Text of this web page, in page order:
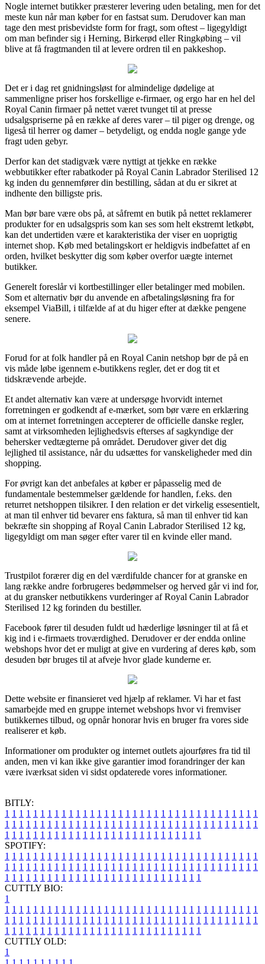
Nogle internet butikker præsterer levering uden betaling, men for det
meste kun når man køber for en fastsat sum. Derudover kan man
tage den mest prisbevidste form for fragt, som oftest – ligegyldigt
om man befinder sig i Herning, Birkerød eller Ringkøbing – vil
blive at få fragtmanden til at levere ordren til en pakkeshop.
Det er i dag ret gnidningsløst for almindelige dødelige at
sammenligne priser hos forskellige e-firmaer, og ergo har en hel del
Royal Canin firmaer på nettet været tvunget til at presse
udsalgspriserne på en række af deres varer – til piger og drenge, og
ligeså til herrer og damer – betydeligt, og endda nogle gange yde
fragt uden gebyr.
Derfor kan det stadigvæk være nyttigt at tjekke en række
webbutikker efter rabatkoder på Royal Canin Labrador Sterilised 12
kg inden du gennemfører din bestilling, sådan at du er sikret at
indhente den billigste pris.
Man bør bare være obs på, at såfremt en butik på nettet reklamerer
produkter for en udsalgspris som kan ses som helt ekstremt letkøbt,
kan det undertiden være et karakteristika der viser en uoprigtig
internet shop. Køb med betalingskort er heldigvis indbefattet af en
orden, hvilket beskytter dig som køber overfor uægte internet
butikker.
Generelt foreslår vi kortbestillinger eller betalinger med mobilen.
Som et alternativ bør du anvende en afbetalingsløsning fra for
eksempel ViaBill, i tilfælde af at du higer efter at dække pengene
senere.
Forud for at folk handler på en Royal Canin netshop bør de på en
vis måde løbe igennem e-butikkens regler, det er dog tit et
tidskrævende arbejde.
Et andet alternativ kan være at undersøge hvorvidt internet
forretningen er godkendt af e-mærket, som bør være en erklæring
om at internet forretningen accepterer de officielle danske regler,
samt at virksomheden lejlighedsvis efterses af sagkyndige der
behersker vedtægterne på området. Derudover giver det dig
lejlighed til assistance, når du udsættes for vanskeligheder med din
shopping.
For øvrigt kan det anbefales at køber er påpasselig med de
fundamentale bestemmelser gældende for handlen, f.eks. den
returret netshoppen tilsikrer. I den relation er det virkelig essesentielt,
at man til enhver tid bevarer ens faktura, så man til enhver tid kan
bekræfte sin shopping af Royal Canin Labrador Sterilised 12 kg,
ligegyldigt om man søger efter varer til en kvinde eller mand.
Trustpilot forærer dig en del værdifulde chancer for at granske en
lang række andre forbrugeres bedømmelser og herved går vi ind for,
at du gransker netbutikkens vurderinger af Royal Canin Labrador
Sterilised 12 kg forinden du bestiller.
Facebook fører til desuden fuldt ud hæderlige løsninger til at få et
kig ind i e-firmaets troværdighed. Derudover er der endda online
webshops hvor det er muligt at give en vurdering af deres køb, som
desuden bør bruges til at afveje hvor glade kunderne er.
Dette website er finansieret ved hjælp af reklamer. Vi har et fast
samarbejde med en gruppe internet webshops hvor vi fremviser
butikkernes tilbud, og opnår honorar hvis en bruger fra vores side
realiserer et køb.
Informationer om produkter og internet outlets ajourføres fra tid til
anden, men vi kan ikke give garantier imod forandringer der kan
være iværksat siden vi sidst opdaterede vores informationer.
BITLY:
1 1 1 1 1 1 1 1 1 1 1 1 1 1 1 1 1 1 1 1 1 1 1 1 1 1 1 1 1 1 1 1 1 1 1 1
1 1 1 1 1 1 1 1 1 1 1 1 1 1 1 1 1 1 1 1 1 1 1 1 1 1 1 1 1 1 1 1 1 1 1 1
1 1 1 1 1 1 1 1 1 1 1 1 1 1 1 1 1 1 1 1 1 1 1 1 1 1 1 1
SPOTIFY:
1 1 1 1 1 1 1 1 1 1 1 1 1 1 1 1 1 1 1 1 1 1 1 1 1 1 1 1 1 1 1 1 1 1 1 1
1 1 1 1 1 1 1 1 1 1 1 1 1 1 1 1 1 1 1 1 1 1 1 1 1 1 1 1 1 1 1 1 1 1 1 1
1 1 1 1 1 1 1 1 1 1 1 1 1 1 1 1 1 1 1 1 1 1 1 1 1 1 1 1
CUTTLY BIO:
1
1 1 1 1 1 1 1 1 1 1 1 1 1 1 1 1 1 1 1 1 1 1 1 1 1 1 1 1 1 1 1 1 1 1 1 1
1 1 1 1 1 1 1 1 1 1 1 1 1 1 1 1 1 1 1 1 1 1 1 1 1 1 1 1 1 1 1 1 1 1 1 1
1 1 1 1 1 1 1 1 1 1 1 1 1 1 1 1 1 1 1 1 1 1 1 1 1 1 1 1
CUTTLY OLD:
1